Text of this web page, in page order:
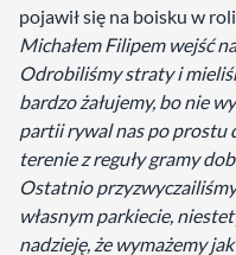
pojawił się na boisku w
Michałem Filipem wejść
Odrobiliśmy straty i
bardzo żałujemy, bo nie
partii rywal nas po prostu
terenie z reguły gramy
Ostatnio
własnym parkiecie,
nadzieję, że wymażemy